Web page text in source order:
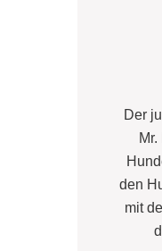
Der
den
mit